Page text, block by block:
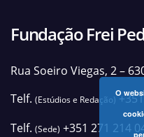
Fundação Frei
Rua Soeiro Viegas, 2 –
Telf. (Estúdios e Redação)
Telf. (Sede) +351 271 214
O